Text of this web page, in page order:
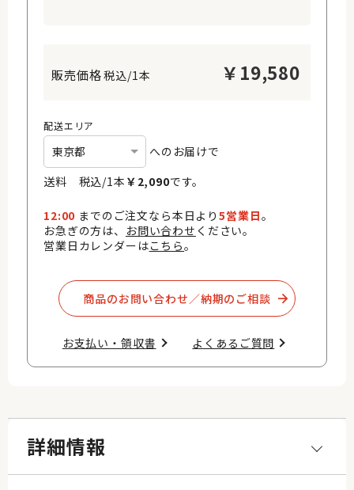
税込/1本 ￥ 19,580
配送エリア
へのお届けで
送料 税込/1本 ￥ 2,090です。
12:00 までのご注文なら本日より5営業日。
お急ぎの方は、 お問い合わせ ください。
営業日カレンダーはこちら。
商品のお問い合わせ／納期のご相談​
お支払い・領収書​ よくあるご質問​
詳細情報